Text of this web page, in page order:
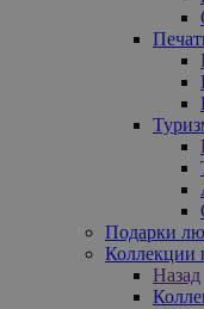
Подарки
Коллекции
Назад